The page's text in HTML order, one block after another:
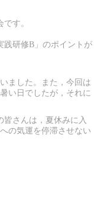
す。
践研修B」のポイントが
ました。また，今回は
い日でしたが，それに
皆さんは，夏休みに入
の気運を停滞させない